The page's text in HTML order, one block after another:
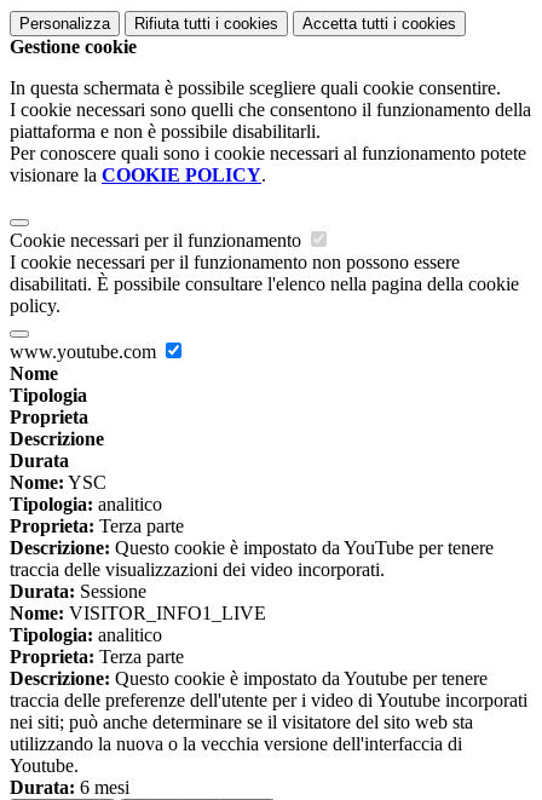
Personalizza Rifiuta tutti i cookies Accetta tutti i cookies
Gestione cookie
In questa schermata è possibile scegliere quali cookie consentire.
I cookie necessari sono quelli che consentono il funzionamento della
piattaforma e non è possibile disabilitarli.
Per conoscere quali sono i cookie necessari al funzionamento potete
visionare la COOKIE POLICY.
Cookie necessari per il funzionamento
I cookie necessari per il funzionamento non possono essere
disabilitati. È possibile consultare l'elenco nella pagina della cookie
policy.
www.youtube.com
Nome
Tipologia
Proprieta
Descrizione
Durata
Nome: YSC
Tipologia: analitico
Proprieta: Terza parte
Descrizione: Questo cookie è impostato da YouTube per tenere
traccia delle visualizzazioni dei video incorporati.
Durata: Sessione
Nome: VISITOR_INFO1_LIVE
Tipologia: analitico
Proprieta: Terza parte
Descrizione: Questo cookie è impostato da Youtube per tenere
traccia delle preferenze dell'utente per i video di Youtube incorporati
nei siti; può anche determinare se il visitatore del sito web sta
utilizzando la nuova o la vecchia versione dell'interfaccia di
Youtube.
Durata: 6 mesi